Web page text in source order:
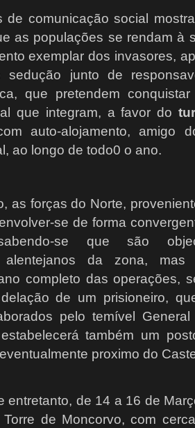
de comunicação social
as populações se rendam à
exemplar dos invasores,
junto de
que pretendem
que integram, a favor do
auto-alojamento, amigo
ao longo de todo0 o ano.
as forças do Norte,
se de forma
se que são
alentejanos da zona, mas
completo das operações,
de um prisioneiro,
pelo temível
também um
proximo do
entretanto, de 14 a 16 de
de Moncorvo, com